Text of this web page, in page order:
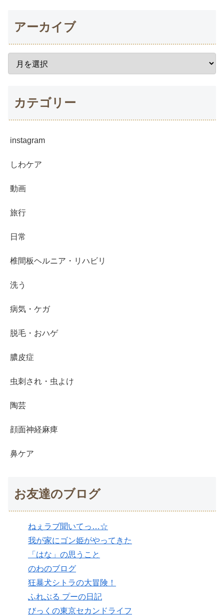
アーカイブ
カテゴリー
instagram
しわケア
動画
旅行
日常
椎間板ヘルニア・リハビリ
洗う
病気・ケガ
脱毛・おハゲ
膿皮症
虫刺され・虫よけ
陶芸
顔面神経麻痺
鼻ケア
お友達のブログ
ねぇラブ聞いてっ…☆
我が家にゴン姫がやってきた
「はな」の思うこと
のわのブログ
狂暴犬シトラの大冒険！
ふれぶる プーの日記
びっくの東京セカンドライフ